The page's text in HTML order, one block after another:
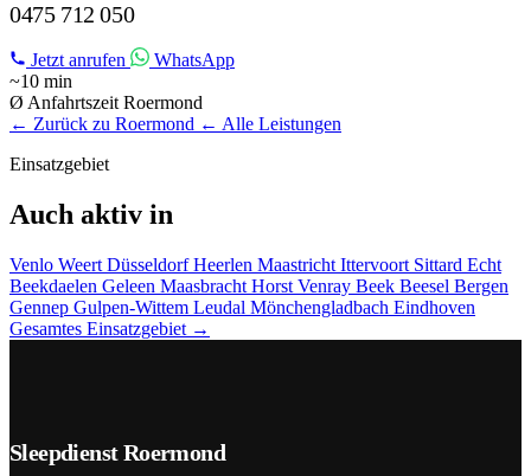
0475 712 050
Jetzt anrufen
WhatsApp
~10 min
Ø Anfahrtszeit Roermond
← Zurück zu Roermond ← Alle Leistungen
Einsatzgebiet
Auch aktiv in
Venlo Weert DüsseldorfHeerlen Maastricht Ittervoort Sittard Echt
Beekdaelen Geleen Maasbracht Horst Venray Beek Beesel Bergen
Gennep Gulpen-Wittem Leudal Mönchengladbach Eindhoven
Gesamtes Einsatzgebiet →
Sleepdienst Roermond